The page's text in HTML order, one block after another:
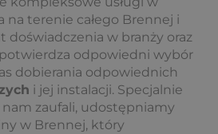
na terenie całego Brennej i
doświadczenia w branży oraz
odpowiedni wybór
dobierania odpowiednich
i jej instalacji. Specjalnie
zaufali, udostępniamy
w Brennej, który